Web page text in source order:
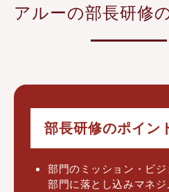
アルーの部長研修
部長研修のポイン
部門のミッション・ビ
部門に落とし込みマネ